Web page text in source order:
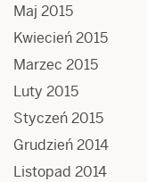
Maj 2015
Kwiecień 2015
Marzec 2015
Luty 2015
Styczeń 2015
Grudzień 2014
Listopad 2014